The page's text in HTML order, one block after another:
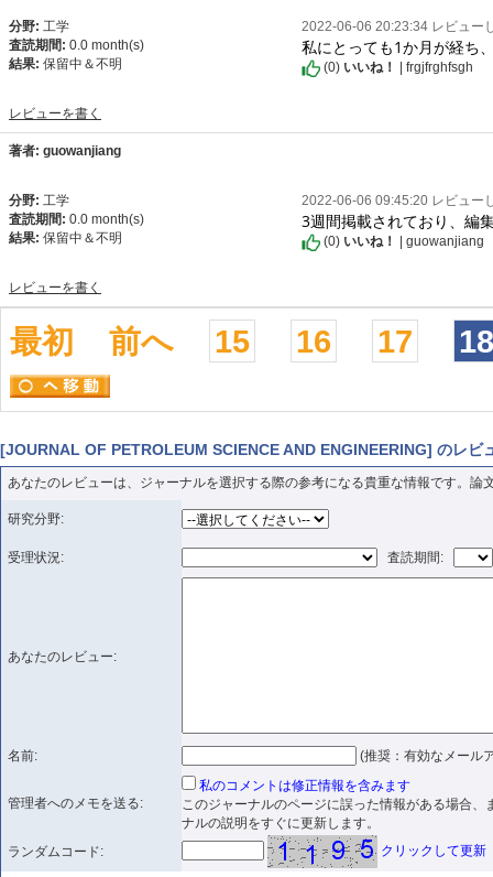
分野: 工学
査読期間: 0.0 month(s)
結果: 保留中＆不明
レビューを書く
2022-06-06 20:23:34 レビュー
私にとっても1か月が経ち
(0) いいね！ | frgjfrghfsgh
著者: guowanjiang
分野: 工学
査読期間: 0.0 month(s)
結果: 保留中＆不明
レビューを書く
2022-06-06 09:45:20 レビュー
3週間掲載されており、編
(0) いいね！ | guowanjiang
最初 前へ 15 16 17 18
[JOURNAL OF PETROLEUM SCIENCE AND ENGINEERING] のレビ
あなたのレビューは、ジャーナルを選択する際の参考になる貴重な情報です。論
研究分野:
受理状況: 査読期間:
あなたのレビュー:
名前: (推奨：有効なメール
管理者へのメモを送る:
私のコメントは修正情報を含みます
このジャーナルのページに誤った情報がある場合
ナルの説明をすぐに更新します。
ランダムコード:
クリックして更新